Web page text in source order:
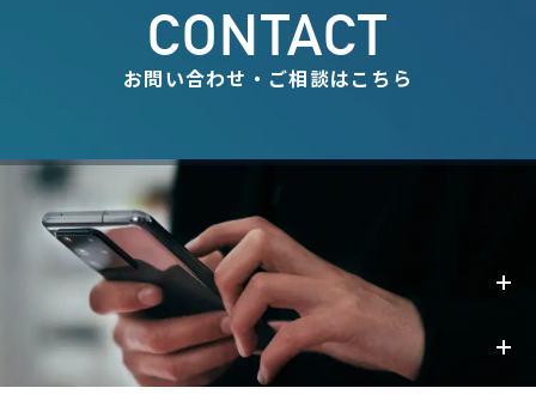
CONTACT
お問い合わせ・ご相談はこちら
事業内容
お知らせ